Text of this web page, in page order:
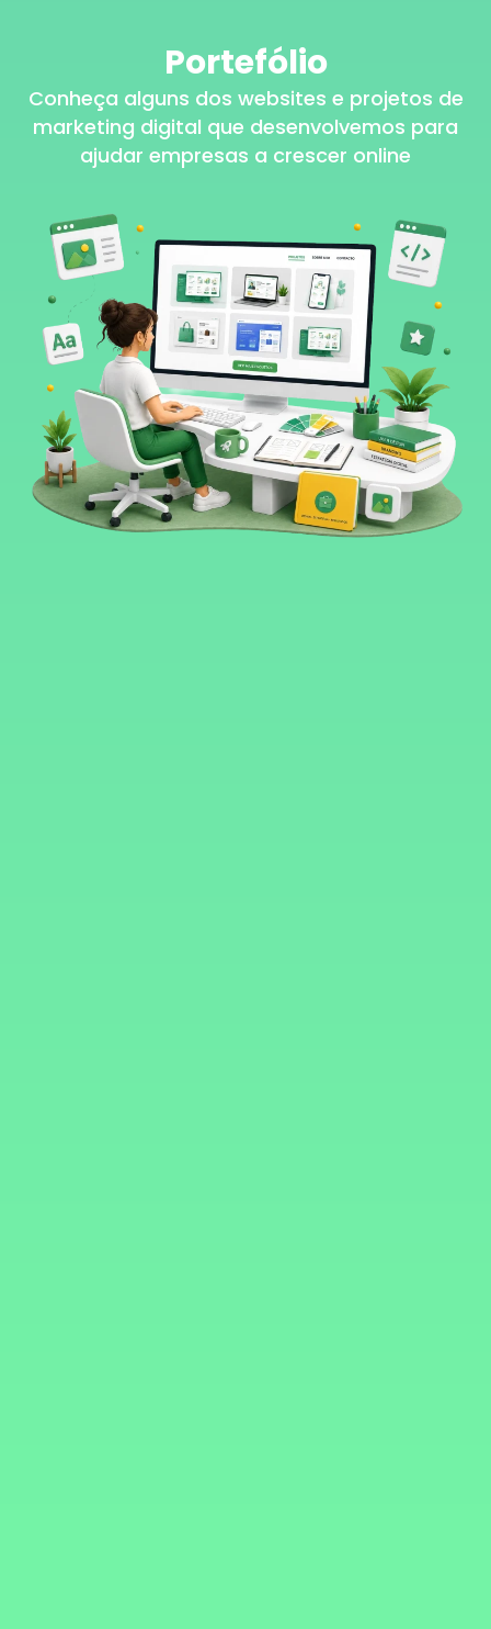
Portefólio
Conheça alguns dos websites e projetos de
marketing digital que desenvolvemos para
ajudar empresas a crescer online